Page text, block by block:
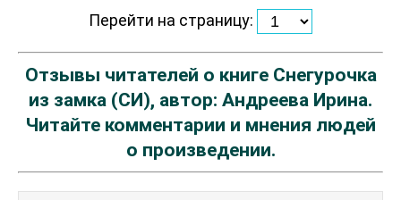
Перейти на страницу:
Отзывы читателей о книге Снегурочка
из замка (СИ), автор: Андреева Ирина.
Читайте комментарии и мнения людей
о произведении.